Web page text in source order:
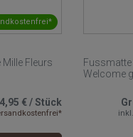
Fleurs
€/Stück
Welcome